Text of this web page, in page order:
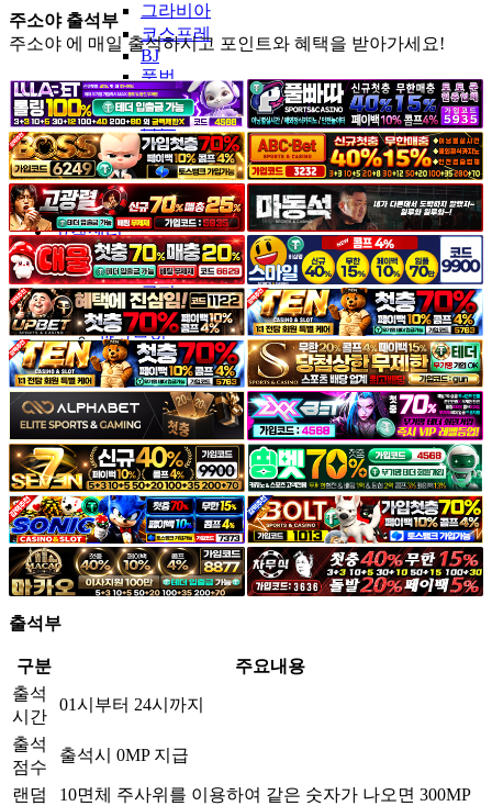
그라비아
코스프레
BJ
품번
후방주의
움짤
스포츠
기타
야썰
고객센터
공지&이벤트
공지
1:1문의
광고문의
주소야 출석부
주소야 에 매일 출석하시고 포인트와 혜택을 받아가세요!
출석부
구분
주요내용
출석
시간
01시부터 24시까지
출석
점수
출석시 0MP 지급
랜덤
10면체 주사위를 이용하여 같은 숫자가 나오면 300MP